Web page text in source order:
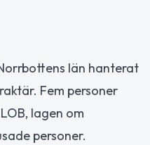
län hanterat
Fem personer
lagen om
personer.